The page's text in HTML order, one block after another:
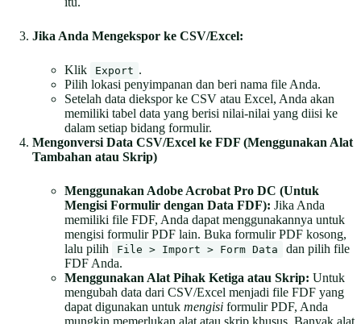
Jika Anda Mengekspor ke CSV/Excel:
Klik Export .
Pilih lokasi penyimpanan dan beri nama file Anda.
Setelah data diekspor ke CSV atau Excel, Anda akan
memiliki tabel data yang berisi nilai-nilai yang diisi ke
dalam setiap bidang formulir.
Mengonversi Data CSV/Excel ke FDF (Menggunakan Alat
Tambahan atau Skrip)
Menggunakan Adobe Acrobat Pro DC (Untuk
Mengisi Formulir dengan Data FDF): Jika Anda
memiliki file FDF, Anda dapat menggunakannya untuk
mengisi formulir PDF lain. Buka formulir PDF kosong,
lalu pilih
File > Import > Form Data
dan pilih file
FDF Anda.
Menggunakan Alat Pihak Ketiga atau Skrip: Untuk
mengubah data dari CSV/Excel menjadi file FDF yang
dapat digunakan untuk mengisi formulir PDF, Anda